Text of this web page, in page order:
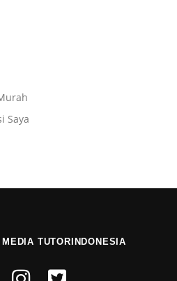
Saya
TUTORINDONESIA